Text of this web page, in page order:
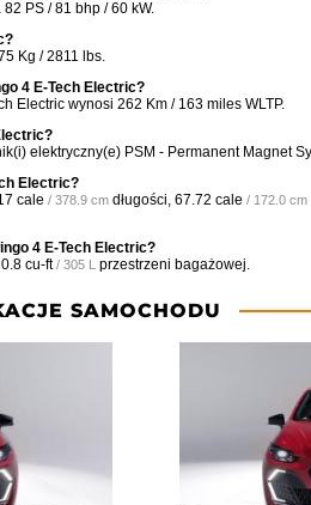
PS / 81 bhp / 60 kW.
Kg / 2811 lbs.
4 E-Tech Electric?
Electric wynosi 262 Km / 163 miles WLTP.
elektryczny(e) PSM - Permanent Magnet
Electric?
cale / 378.9 cm długości, 67.72 cale / 172.0 cm
4 E-Tech Electric?
cu-ft / 305 L przestrzeni bagażowej.
SAMOCHODU